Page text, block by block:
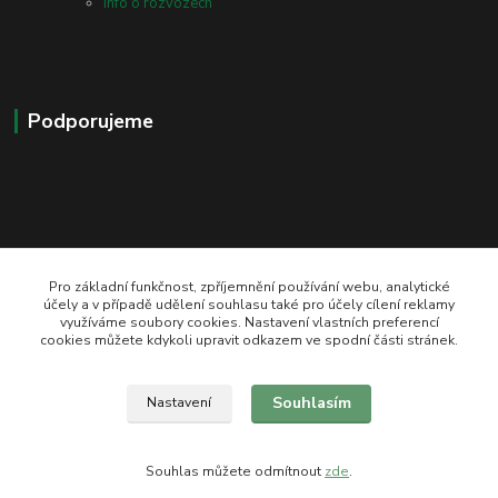
Podporujeme
zeli-kn@seznam.cz
Pro základní funkčnost, zpříjemnění používání webu, analytické
účely a v případě udělení souhlasu také pro účely cílení reklamy
využíváme soubory cookies. Nastavení vlastních preferencí
cookies můžete kdykoli upravit odkazem ve spodní části stránek.
Nastavení Souhlasím
Souhlas můžete odmítnout zde.